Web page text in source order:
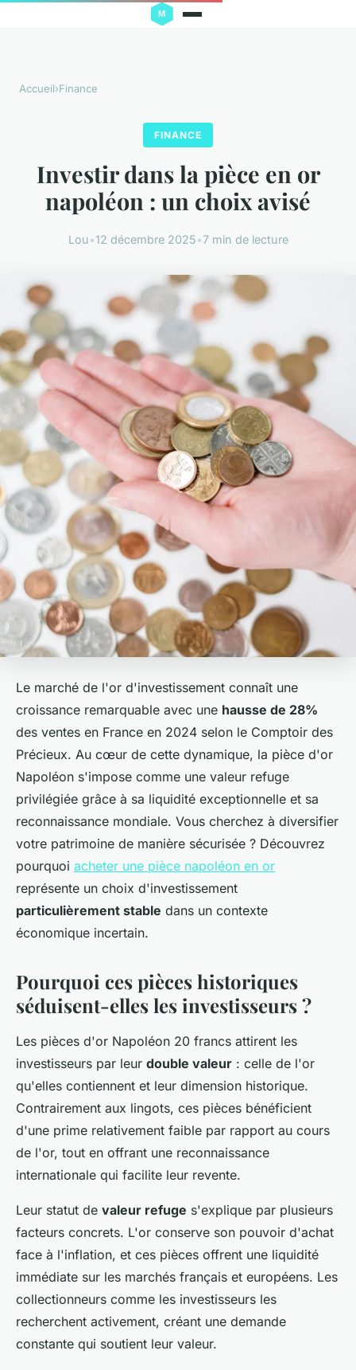
Accueil›Finance
FINANCE
Investir dans la pièce en or
napoléon : un choix avisé
Lou•12 décembre 2025•7 min de lecture
Le marché de l'or d'investissement connaît une
croissance remarquable avec une hausse de 28%
des ventes en France en 2024 selon le Comptoir des
Précieux. Au cœur de cette dynamique, la pièce d'or
Napoléon s'impose comme une valeur refuge
privilégiée grâce à sa liquidité exceptionnelle et sa
reconnaissance mondiale. Vous cherchez à diversifier
votre patrimoine de manière sécurisée ? Découvrez
pourquoi acheter une pièce napoléon en or
représente un choix d'investissement
particulièrement stable dans un contexte
économique incertain.
Pourquoi ces pièces historiques
séduisent-elles les investisseurs ?
Les pièces d'or Napoléon 20 francs attirent les
investisseurs par leur double valeur : celle de l'or
qu'elles contiennent et leur dimension historique.
Contrairement aux lingots, ces pièces bénéficient
d'une prime relativement faible par rapport au cours
de l'or, tout en offrant une reconnaissance
internationale qui facilite leur revente.
Leur statut de valeur refuge s'explique par plusieurs
facteurs concrets. L'or conserve son pouvoir d'achat
face à l'inflation, et ces pièces offrent une liquidité
immédiate sur les marchés français et européens. Les
collectionneurs comme les investisseurs les
recherchent activement, créant une demande
constante qui soutient leur valeur.